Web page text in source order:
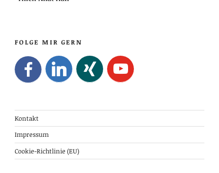
FOLGE MIR GERN
Kontakt
Impressum
Cookie-Richtlinie (EU)